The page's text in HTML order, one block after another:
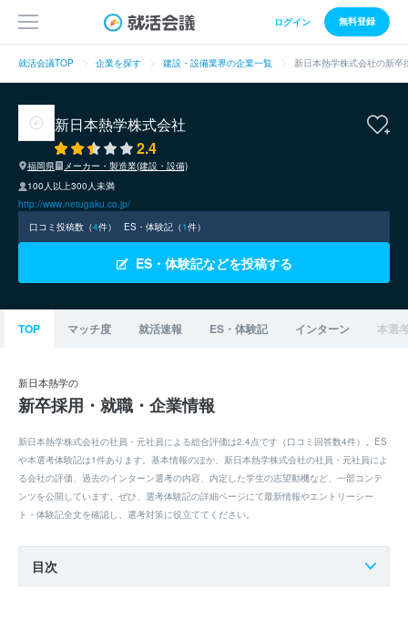
ログイン 無料登録
就活会議TOP 企業を探す 建設・設備業界の企業一覧 新日本熱学株式会社の新卒
新日本熱学株式会社
2.4
福岡県
メーカー・製造業(建設・設備)
100人以上300人未満
http://www.netugaku.co.jp/
口コミ投稿数（4件） ES・体験記（1件）
ES・体験記などを投稿する
TOP マッチ度 就活速報 ES・体験記 インターン 本選
新日本熱学の
新卒採用・就職・企業情報
新日本熱学株式会社の社員・元社員による総合評価は2.4点です（口コミ回答数4件）。ES
や本選考体験記は1件あります。基本情報のほか、新日本熱学株式会社の社員・元社員によ
る会社の評価、過去のインターン選考の内容、内定した学生の志望動機など、一部コンテ
ンツを公開しています。ぜひ、選考体験記の詳細ページにて最新情報やエントリーシー
ト・体験記全文を確認し、選考対策に役立ててください。
目次